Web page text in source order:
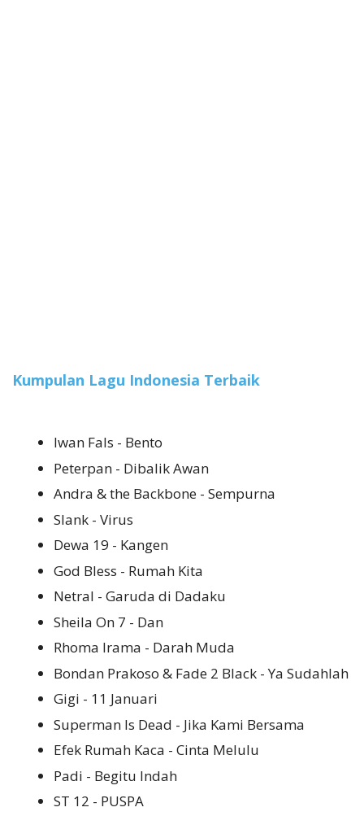
Kumpulan Lagu Indonesia Terbaik
Iwan Fals - Bento
Peterpan - Dibalik Awan
Andra & the Backbone - Sempurna
Slank - Virus
Dewa 19 - Kangen
God Bless - Rumah Kita
Netral - Garuda di Dadaku
Sheila On 7 - Dan
Rhoma Irama - Darah Muda
Bondan Prakoso & Fade 2 Black - Ya Sudahlah
Gigi - 11 Januari
Superman Is Dead - Jika Kami Bersama
Efek Rumah Kaca - Cinta Melulu
Padi - Begitu Indah
ST 12 - PUSPA